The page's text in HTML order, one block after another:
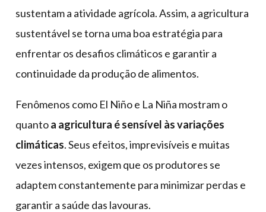
sustentam a atividade agrícola. Assim, a agricultura
sustentável se torna uma boa estratégia para
enfrentar os desafios climáticos e garantir a
continuidade da produção de alimentos.
Fenômenos como El Niño e La Niña mostram o
quantoa agricultura é sensível às variações
climáticas. Seus efeitos, imprevisíveis e muitas
vezes intensos, exigem que os produtores se
adaptem constantemente para minimizar perdas e
garantir a saúde das lavouras.